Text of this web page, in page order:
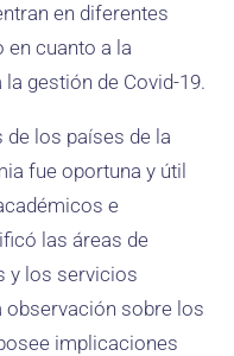
en diferentes
en cuanto a la
gestión de Covid-19.
los países de la
fue oportuna y útil
e
las áreas de
y los servicios
observación sobre los
implicaciones